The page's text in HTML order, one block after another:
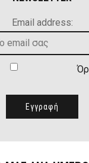
Email address: